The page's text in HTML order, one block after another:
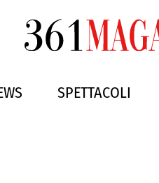
SPETTACOLI